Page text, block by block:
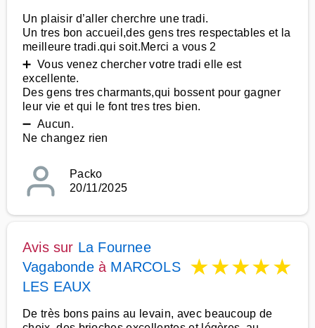
Un plaisir d’aller cherchre une tradi.
Un tres bon accueil,des gens tres respectables et la
meilleure tradi.qui soit.Merci a vous 2
➕ Vous venez chercher votre tradi elle est
excellente.
Des gens tres charmants,qui bossent pour gagner
leur vie et qui le font tres tres bien.
➖ Aucun.
Ne changez rien
Packo
20/11/2025
Avis sur La Fournee
Vagabondeà MARCOLS
LES EAUX
★★★★★
De très bons pains au levain, avec beaucoup de